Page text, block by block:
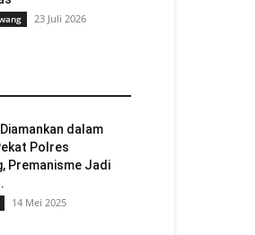
23 Juli 2026
dalam
Polres
Premanisme Jadi
14 Mei 2025